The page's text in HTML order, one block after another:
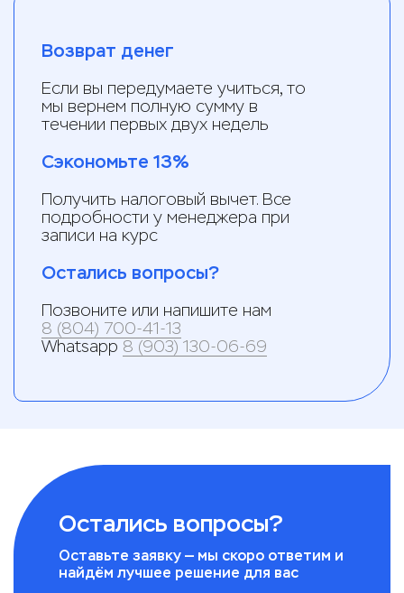
Возврат денег
Если вы передумаете учиться, то
мы вернем полную сумму в
течении первых двух недель
Сэкономьте 13%
Получить налоговый вычет. Все
подробности у менеджера при
записи на курс
Остались вопросы?
Позвоните или напишите нам
8 (804) 700-41-13
Whatsapp 8 (903) 130-06-69
Остались вопросы?
Оставьте заявку — мы скоро ответим и
найдём лучшее решение для вас